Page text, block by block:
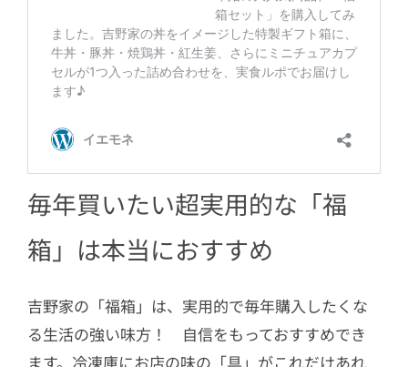
毎年買いたい超実用的な「福
箱」は本当におすすめ
吉野家の「福箱」は、実用的で毎年購入したくな
る生活の強い味方！ 自信をもっておすすめでき
ます。冷凍庫にお店の味の「具」がこれだけあれ